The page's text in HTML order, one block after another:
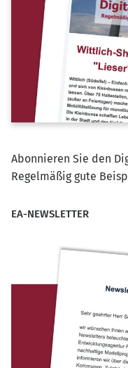
Abonnieren Sie den
Regelmäßig gute
EA-NEWSLETTER